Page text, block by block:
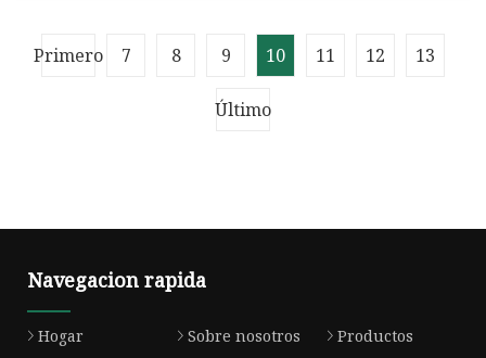
Casas prefabricadas Casas modulares
para casas prefabricadas
mantiene contenedores para ofici
Primero 7 8 9 10 11 12 13
Último
Navegacion rapida
Hogar Sobre nosotros
Productos